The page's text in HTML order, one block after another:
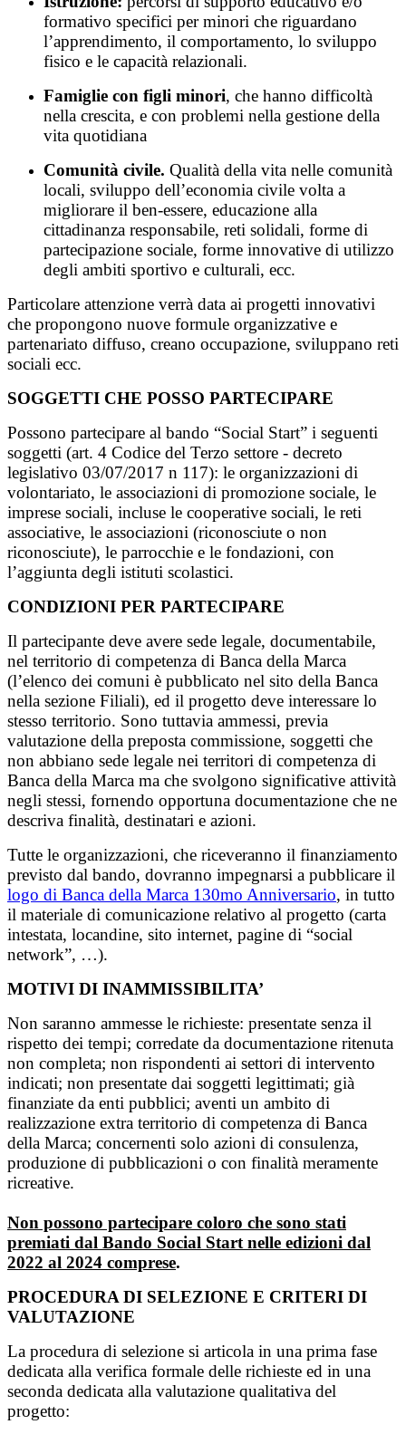
formativo specifici per minori che riguardano
l’apprendimento, il comportamento, lo sviluppo
fisico e le capacità relazionali.
Famiglie con figli minori, che hanno difficoltà
nella crescita, e con problemi nella gestione della
vita quotidiana
Comunità civile. Qualità della vita nelle comunità
locali, sviluppo dell’economia civile volta a
migliorare il ben-essere, educazione alla
cittadinanza responsabile, reti solidali, forme di
partecipazione sociale, forme innovative di utilizzo
degli ambiti sportivo e culturali, ecc.
Particolare attenzione verrà data ai progetti innovativi
che propongono nuove formule organizzative e
partenariato diffuso, creano occupazione, sviluppano reti
sociali ecc.
SOGGETTI CHE POSSO PARTECIPARE
Possono partecipare al bando “Social Start” i seguenti
soggetti (art. 4 Codice del Terzo settore - decreto
legislativo 03/07/2017 n 117): le organizzazioni di
volontariato, le associazioni di promozione sociale, le
imprese sociali, incluse le cooperative sociali, le reti
associative, le associazioni (riconosciute o non
riconosciute), le parrocchie e le fondazioni, con
l’aggiunta degli istituti scolastici.
CONDIZIONI PER PARTECIPARE
Il partecipante deve avere sede legale, documentabile,
nel territorio di competenza di Banca della Marca
(l’elenco dei comuni è pubblicato nel sito della Banca
nella sezione Filiali), ed il progetto deve interessare lo
stesso territorio. Sono tuttavia ammessi, previa
valutazione della preposta commissione, soggetti che
non abbiano sede legale nei territori di competenza di
Banca della Marca ma che svolgono significative attività
negli stessi, fornendo opportuna documentazione che ne
descriva finalità, destinatari e azioni.
Tutte le organizzazioni, che riceveranno il finanziamento
previsto dal bando, dovranno impegnarsi a pubblicare il
logo di Banca della Marca 130mo Anniversario, in tutto
il materiale di comunicazione relativo al progetto (carta
intestata, locandine, sito internet, pagine di “social
network”, …).
MOTIVI DI INAMMISSIBILITA’
Non saranno ammesse le richieste: presentate senza il
rispetto dei tempi; corredate da documentazione ritenuta
non completa; non rispondenti ai settori di intervento
indicati; non presentate dai soggetti legittimati; già
finanziate da enti pubblici; aventi un ambito di
realizzazione extra territorio di competenza di Banca
della Marca; concernenti solo azioni di consulenza,
produzione di pubblicazioni o con finalità meramente
ricreative.
Non possono partecipare coloro che sono stati
premiati dal Bando Social Start nelle edizioni dal
2022 al 2024 comprese.
PROCEDURA DI SELEZIONE E CRITERI DI
VALUTAZIONE
La procedura di selezione si articola in una prima fase
dedicata alla verifica formale delle richieste ed in una
seconda dedicata alla valutazione qualitativa del
progetto: